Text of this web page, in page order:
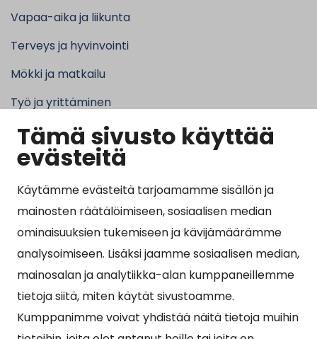
Tämä sivusto käyttää
evästeitä
Käytämme evästeitä tarjoamamme sisällön ja
mainosten räätälöimiseen, sosiaalisen median
ominaisuuksien tukemiseen ja kävijämäärämme
analysoimiseen. Lisäksi jaamme sosiaalisen median,
mainosalan ja analytiikka-alan kumppaneillemme
tietoja siitä, miten käytät sivustoamme.
Kumppanimme voivat yhdistää näitä tietoja muihin
Vapaa-aika ja liikunta
Terveys ja hyvinvointi
Mökki ja matkailu
Työ ja yrittäminen
Kunta ja hallinto
Suosituimmat sivut
Esityslistat, pöytäkirjat, viranhaltijapäätökset ja
kuulutukset
Tietoa ja ohjeistusta koronavirukseen liittyen
Asiointipiste